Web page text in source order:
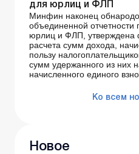
для юрлиц и ФЛП
Минфин наконец
объединенной
юрлиц и ФЛП, утверждена
расчета сумм дохода,
пользу
сумм удержанного из них
начисленного единого
Ко всем
Новое